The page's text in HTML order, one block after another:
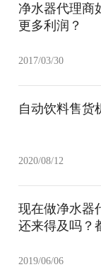
净水器代理商
更多利润？
2017/03/30
自动饮料售货
2020/08/12
现在做净水器
还来得及吗？
2019/06/06